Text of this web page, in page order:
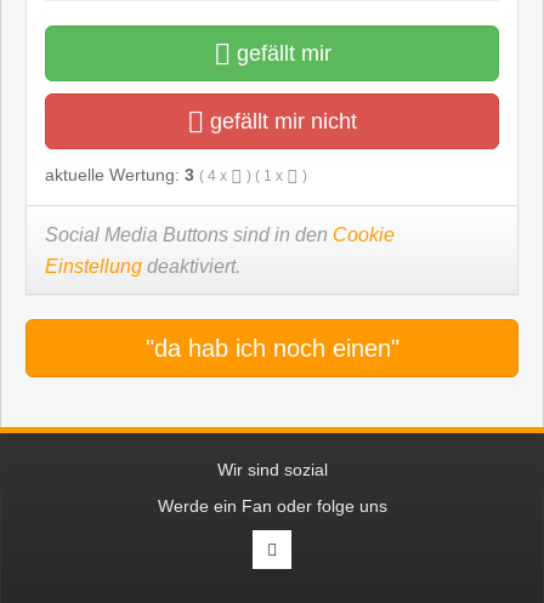
gefällt mir
gefällt mir nicht
aktuelle Wertung: 3 ( 4 x ) ( 1 x )
Social Media Buttons sind in den Cookie
Einstellung deaktiviert.
"da hab ich noch einen"
Wir sind sozial
Werde ein Fan oder folge uns